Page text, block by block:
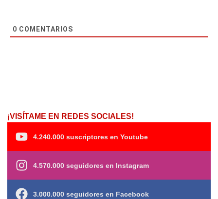
0 COMENTARIOS
¡VISÍTAME EN REDES SOCIALES!
4.240.000 suscriptores en Youtube
4.570.000 seguidores en Instagram
3.000.000 seguidores en Facebook